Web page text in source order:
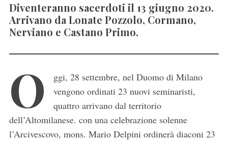
Diventeranno sacerdoti il 13 giugno 2020.
Arrivano da Lonate Pozzolo, Cormano,
Nerviano e Castano Primo.
O
ggi, 28 settembre, nel Duomo di Milano
vengono ordinati 23 nuovi seminaristi,
quattro arrivano dal territorio
dell’Altomilanese. con una celebrazione solenne
l’Arcivescovo, mons. Mario Delpini ordinerà diaconi 23